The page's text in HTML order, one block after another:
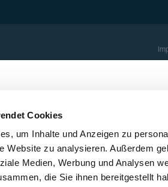
Cookies
um Inhalte und Anzeigen zu
Website zu analysieren. Außerdem
Medien, Werbung und Analysen
die Sie ihnen bereitgestellt